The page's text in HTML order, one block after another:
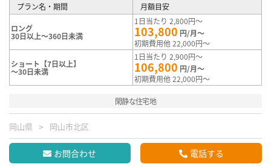
プラン名・期間 月額目安
ロング
30日以上～360日未満
1日当たり 2,800円～
103,800 円/月～
初期費用他 22,000円～
ショート【7日以上】
～30日未満
1日当たり 2,900円～
106,800 円/月～
初期費用他 22,000円～
閑静な住宅地
岡山県 岡山市北区
お問合わせ 電話する